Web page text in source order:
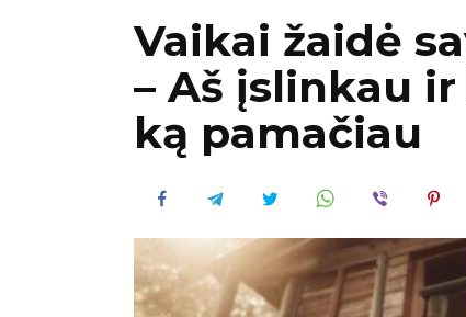
Vaikai žaidė
– Aš įslinkau
ką pamačiau